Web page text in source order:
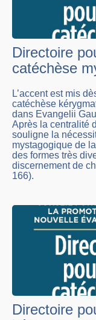
Directoire
catéchèse
L’accent est mis
catéchèse
dans Evangelii
Après la centralité
souligne la
mystagogique de
des formes très
discernement de
166).
Directoire